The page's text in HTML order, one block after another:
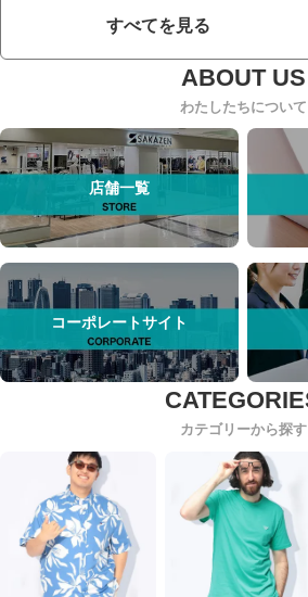
すべてを見る
わたしたちについて
店舗一覧
コーポレートサイト
カテゴリーから探す